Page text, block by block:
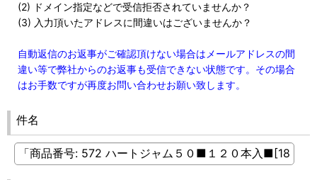
(2) ドメイン指定などで受信拒否されていませんか？
(3) 入力頂いたアドレスに間違いはございませんか？
自動返信のお返事がご確認頂けない場合はメールアドレスの間
違い等で弊社からのお返事も受信できない状態です。その場合
はお手数ですが再度お問い合わせお願い致します。
件名